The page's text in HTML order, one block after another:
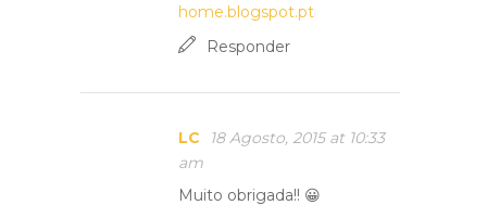
home.blogspot.pt
Responder
LC
18 Agosto, 2015 at 10:33
am
Muito obrigada!! 😀